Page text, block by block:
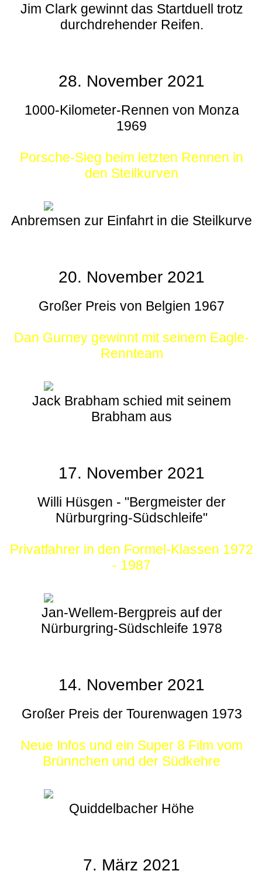
Jim Clark gewinnt das Startduell trotz
durchdrehender Reifen.
28. November 2021
1000-Kilometer-Rennen von Monza
1969
Porsche-Sieg beim letzten Rennen in
den Steilkurven
Anbremsen zur Einfahrt in die Steilkurve
20. November 2021
Großer Preis von Belgien 1967
Dan Gurney gewinnt mit seinem Eagle-
Rennteam
Jack Brabham schied mit seinem
Brabham aus
17. November 2021
Willi Hüsgen - "Bergmeister der
Nürburgring-Südschleife"
Privatfahrer in den Formel-Klassen 1972
- 1987
Jan-Wellem-Bergpreis auf der
Nürburgring-Südschleife 1978
14. November 2021
Großer Preis der Tourenwagen 1973
Neue Infos und ein Super 8 Film vom
Brünnchen und der Südkehre
Quiddelbacher Höhe
7. März 2021